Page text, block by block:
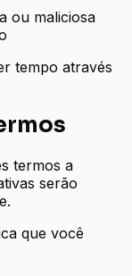
ou maliciosa
tempo através
termos a
serão
que você